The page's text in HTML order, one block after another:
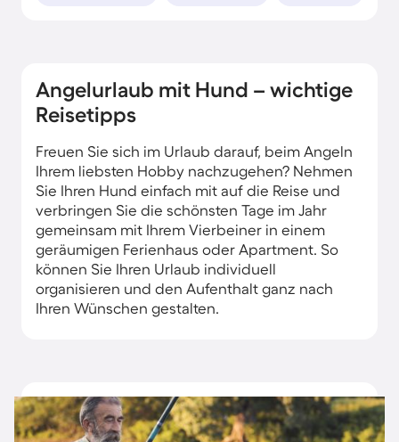
Angelurlaub mit Hund – wichtige
Reisetipps
Freuen Sie sich im Urlaub darauf, beim Angeln
Ihrem liebsten Hobby nachzugehen? Nehmen
Sie Ihren Hund einfach mit auf die Reise und
verbringen Sie die schönsten Tage im Jahr
gemeinsam mit Ihrem Vierbeiner in einem
geräumigen Ferienhaus oder Apartment. So
können Sie Ihren Urlaub individuell
organisieren und den Aufenthalt ganz nach
Ihren Wünschen gestalten.